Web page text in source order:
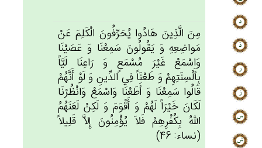
مِن‌َ الَّذِين‌َ هَادُوا يُحَرِّفُون‌َ الْكَلِم‌َ عَنْ‌
مَواضِعِه‌ِ وَ يَقُولُون‌َ سَمِعْنَا وَ عَصَيْنَا
وَاسْمَع‌ْ غَيْرَ مُسْمَع‌ٍ وَ رَاعِنَا لَيَّاً
بِأَلْسِنَتِهِم‌ْ وَ طَعْنَاً فِي‌ الدِّين‌ِ وَ لَوْ أَنَّهُم‌ْ
قَالُوا سَمِعْنَا وَ أَطَعْنَا وَاسْمَع‌ْ وَانْظُرْنَا
لَكَان‌َ خَيْرَاً لَهُم‌ْ وَ أَقْوَم‌َ وَ لَكِنْ‌ لَعَنَهُم‌ُ
الله‌ُ بِكُفْرِهِم‌ْ فَلاَ يُؤْمِنُون‌َ إِلاَّ قَلِيلاً
(نساء: 46)